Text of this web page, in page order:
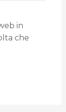
in
che